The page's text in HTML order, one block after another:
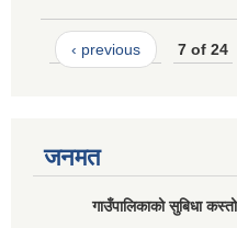
‹ previous 7 of 24
जनमत
गाउँपालिकाको सुबिधा